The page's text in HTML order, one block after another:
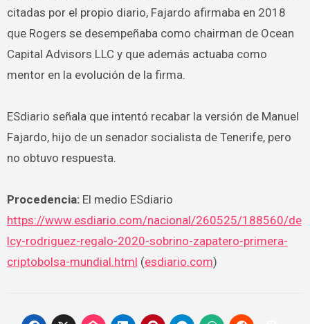
citadas por el propio diario, Fajardo afirmaba en 2018
que Rogers se desempeñaba como chairman de Ocean
Capital Advisors LLC y que además actuaba como
mentor en la evolución de la firma.
ESdiario señala que intentó recabar la versión de Manuel
Fajardo, hijo de un senador socialista de Tenerife, pero
no obtuvo respuesta.
Procedencia:El medio ESdiario
https://www.esdiario.com/nacional/260525/188560/de
lcy-rodriguez-regalo-2020-sobrino-zapatero-primera-
criptobolsa-mundial.html (esdiario.com)